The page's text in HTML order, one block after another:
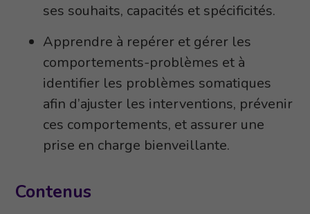
ses souhaits, capacités et spécificités.
Apprendre à repérer et gérer les
comportements-problèmes et à
identifier les problèmes somatiques
afin d’ajuster les interventions, prévenir
ces comportements, et assurer une
prise en charge bienveillante.
Contenus